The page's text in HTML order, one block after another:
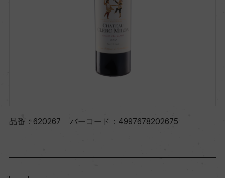
品番： 620267 バーコード： 4997678202675